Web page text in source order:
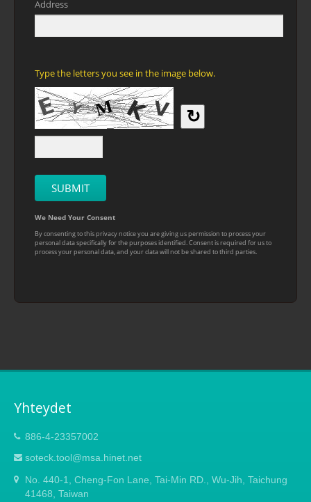
Yhteydet
886-4-23357002
soteck.tool@msa.hinet.net
No. 440-1, Cheng-Fon Lane, Tai-Min RD., Wu-Jih, Taichung
41468, Taiwan